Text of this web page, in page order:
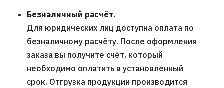
Безналичный расчёт.
Для юридических лиц доступна оплата по
безналичному расчёту. После оформления
заказа вы получите счёт, который
необходимо оплатить в установленный
срок. Отгрузка продукции производится